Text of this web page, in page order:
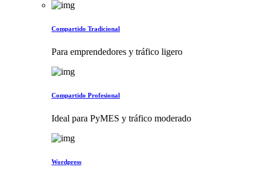
Compartido Tradicional
Para emprendedores y tráfico ligero
Compartido Profesional
Ideal para PyMES y tráfico moderado
Wordpress